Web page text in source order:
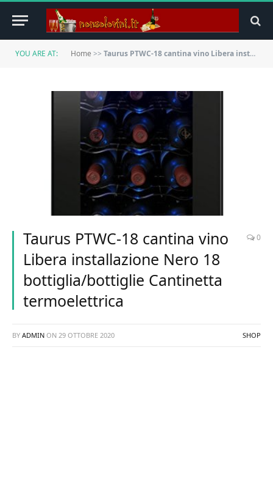
YOU ARE AT: Home >> Taurus PTWC-18 cantina vino Libera installazione Nero 18 bottiglia/bottiglie Cantinetta termoelettrica
Taurus PTWC-18 cantina vino
Libera installazione Nero 18
bottiglia/bottiglie Cantinetta
termoelettrica
0
BY ADMIN ON 29 OTTOBRE 2020 SHOP